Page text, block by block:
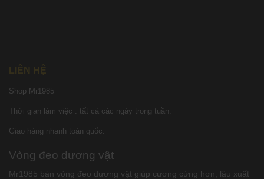
Vòng đeo dương vật
Mr1985 bán vòng đeo dương vật giúp cương cứng hơn, lâu xuất
LIÊN HỆ
Shop Mr1985
Thời gian làm việc : tất cả các ngày trong tuần.
Giao hàng nhanh toàn quốc.